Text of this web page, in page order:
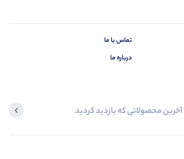
تماس با ما
درباره ما
آخرین محصولاتی که بازدید کردید